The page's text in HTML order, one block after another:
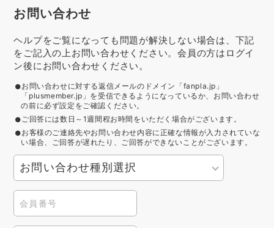
お問い合わせ
ヘルプをご覧になっても問題が解決しない場合は、下記
をご記入の上お問い合わせください。会員の方はログイ
ン後にお問い合わせください。
お問い合わせに対する返信メールのドメイン「fanpla.jp」
「plusmember.jp」を受信できるようになっているか、お問い合わせ
の前に必ず設定をご確認ください。
ご回答には数日～1週間程お時間をいただく場合がございます。
お客様のご連絡先やお問い合わせ内容に正確な情報が入力されていな
い場合、ご回答が遅れたり、ご回答ができないことがございます。